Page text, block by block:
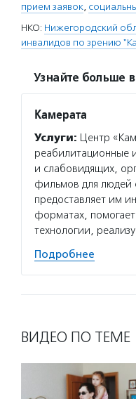
прием заявок,
НКО: Нижегородский
инвалидов по зрению
Узнайте больше
Камерата
Услуги: Центр
реабилитационные
и слабовидящих,
фильмов для людей
предоставляет им
форматах,
технологии,
Подробнее
ВИДЕО ПО ТЕМЕ